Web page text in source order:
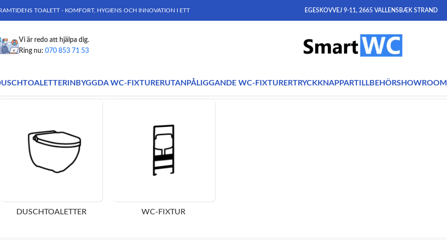
TOALETT - KOMFORT, HYGIENS OCH INNOVATION I ETT EGESKOVVEJ 9-11, 2665 VALLENSBÆK STRAND
Vi är redo att hjälpa dig.
Ring nu: 070 853 71 53
INBYGGDA WC-FIXTURERUTANPÅLIGGANDE WC-FIXTURERTRYCKKNAPPARTILLBEHÖRSHOWROOM
DUSCHTOALETTER WC-FIXTUR